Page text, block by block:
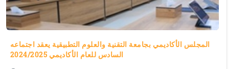
المجلس الأكاديمي بجامعة التقنية والعلوم التطبيقية يعقد اجتماعه
السادس للعام الأكاديمي 2024/2025